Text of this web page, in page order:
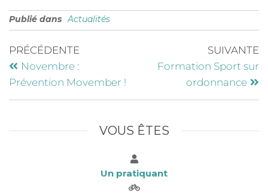
a
c
e
b
o
o
w
it
te
r
n
k
e
dI
n
m
ai
Publié dans Actualités
PRÉCÉDENTE
Novembre :
Prévention Movember !
SUIVANTE
Formation Sport sur
ordonnance
VOUS ÊTES
Un pratiquant